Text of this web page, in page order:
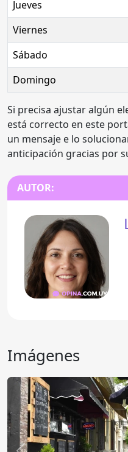
Jueves
Viernes
Sábado
Domingo
Si precisa ajustar algún
está correcto en este
un mensaje e lo
anticipación gracias por
AUTOR:
Imágenes